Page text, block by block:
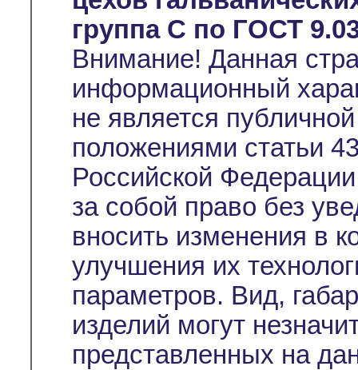
группа C по ГОСТ
Внимание! Данная
информационный
не является
положениями статьи
Российской
за собой право без
вносить изменения в
улучшения их
параметров. Вид,
изделий могут
представленных на